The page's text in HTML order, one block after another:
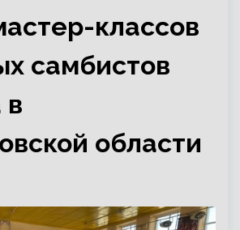
классов
самбистов
в
области